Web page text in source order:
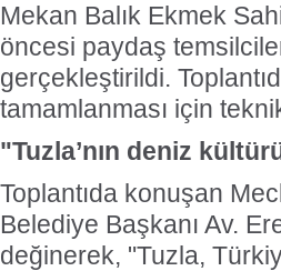
Mekan Balık Ekmek
öncesi paydaş
gerçekleştirildi.
tamamlanması için
"Tuzla’nın deniz
Toplantıda konuşan
Belediye Başkanı Av.
değinerek, "Tuzla,